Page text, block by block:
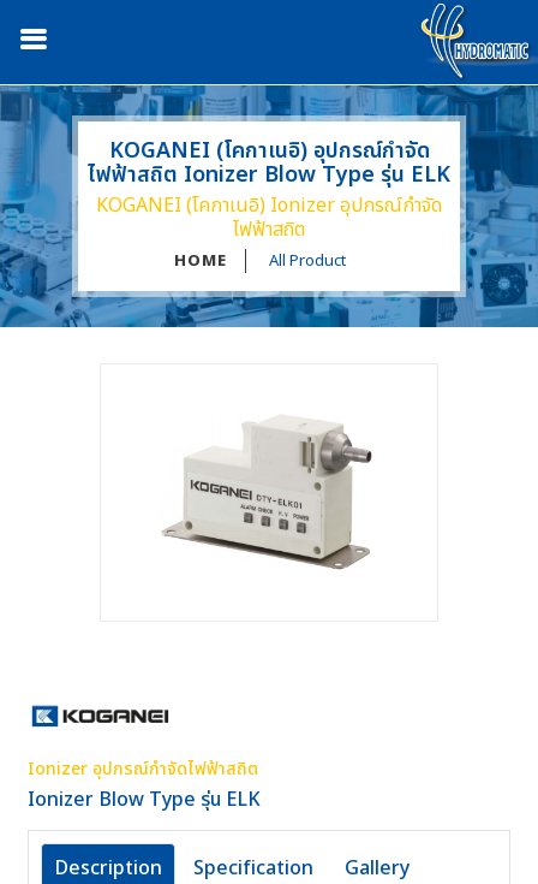
KOGANEI (โคกาเนอิ) อุปกรณ์กำจัด
ไฟฟ้าสถิต Ionizer Blow Type รุ่น ELK
KOGANEI (โคกาเนอิ) Ionizer อุปกรณ์กำจัด
ไฟฟ้าสถิต
HOME All Product
Ionizer อุปกรณ์กำจัดไฟฟ้าสถิต
Ionizer Blow Type รุ่น ELK
Description Specification
Gallery